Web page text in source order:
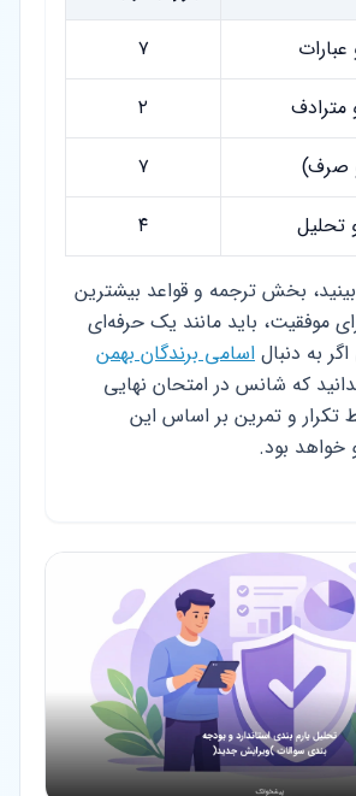
۷
مترادف
۲
صرف)
۷
۴
بخش ترجمه و قواعد بیشترین
موفقیت، باید مانند یک حرفه‌ای
به دنبال اسامی برندگان بهمن
که شانس در امتحان نهایی
تکرار و تمرین بر اساس این
خواهد بود.